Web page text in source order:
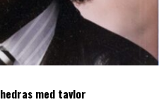
med tavlor